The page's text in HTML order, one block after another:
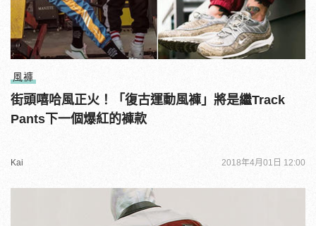
風褲
街頭嘻哈風正火！「復古運動風褲」將是繼Track
Pants下一個爆紅的褲款
Kai 2018年4月01日 12:00